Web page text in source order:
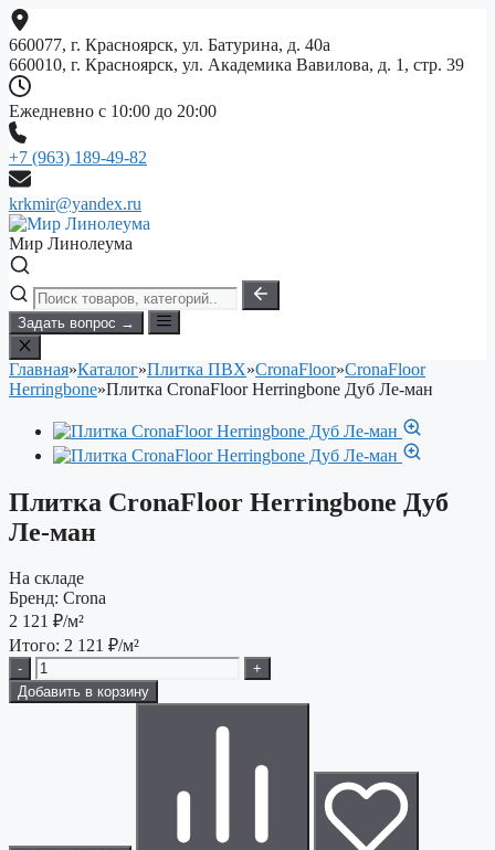
Перейти
к
содержимому
660077, г. Красноярск, ул. Батурина, д. 40а
660010, г. Красноярск, ул. Академика Вавилова, д. 1, стр. 39
Ежедневно с 10:00 до 20:00
+7 (963) 189-49-82
krkmir@yandex.ru
Мир Линолеума
Задать вопрос →
Главная»Каталог»Плитка ПВХ»CronaFloor»CronaFloor
Herringbone»Плитка CronaFloor Herringbone Дуб Ле-ман
Плитка CronaFloor Herringbone Дуб
Ле-ман
На складе
Бренд: Crona
2 121 ₽/м²
Итого: 2 121 ₽/м²
-
+
Добавить в корзину